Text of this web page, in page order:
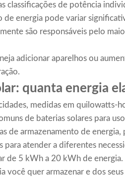
classificações de potência
de energia pode variar
são responsáveis ​​pelo
adicionar aparelhos ou
quanta energia
medidas em quilowatts-
de baterias solares para
de armazenamento de
atender a diferentes
de 5 kWh a 20 kWh de
você quer armazenar e dos